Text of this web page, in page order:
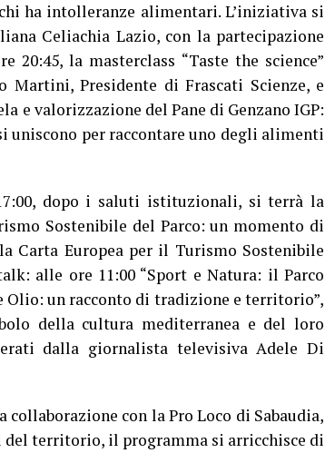
ha intolleranze alimentari. L’iniziativa si
Celiachia Lazio, con la partecipazione
20:45, la masterclass “Taste the science”
Presidente di Frascati Scienze, e
e valorizzazione del Pane di Genzano IGP:
uniscono per raccontare uno degli alimenti
dopo i saluti istituzionali, si terrà la
Sostenibile del Parco: un momento di
Carta Europea per il Turismo Sostenibile
alle ore 11:00 “Sport e Natura: il Parco
Olio: un racconto di tradizione e territorio”,
della cultura mediterranea e del loro
dalla giornalista televisiva Adele Di
con la Pro Loco di Sabaudia,
del territorio, il programma si arricchisce di